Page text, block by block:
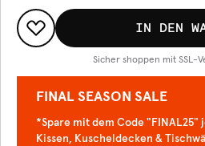
IN DEN
Sicher shoppen mit SSL-
FINAL SEASON SALE
*Spare mit dem Code "FINAL25"
Kissen, Kuscheldecken &